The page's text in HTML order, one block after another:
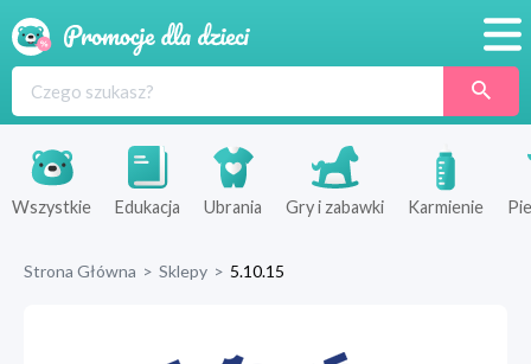
Produkty
Sklepy
Wszystkie Edukacja Ubrania Gry i zabawki Karmienie
Strona Główna > Sklepy > 5.10.15